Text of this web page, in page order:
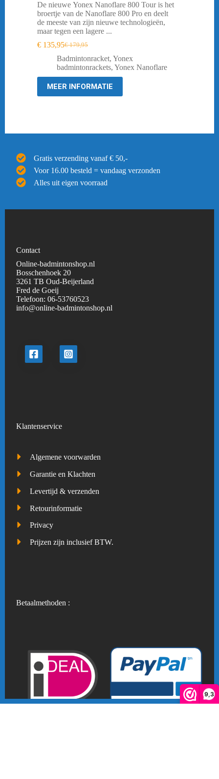
9,3
De nieuwe Yonex Nanoflare 800 Tour is het
broertje van de Nanoflare 800 Pro en deelt
de meeste van zijn nieuwe technologieën,
maar tegen een lagere ...
€179,95
Oorspronkelijke
prijs
was:
€ 179,95.
€ 135,95Huidige
prijs
is:
€ 135,95.
Badmintonracket, Yonex
badmintonrackets, Yonex Nanoflare
MEER INFORMATIE
Gratis verzending vanaf € 50,-
Voor 16.00 besteld = vandaag verzonden
Alles uit eigen voorraad
Contact
Online-badmintonshop.nl
Bosschenhoek 20
3261 TB Oud-Beijerland
Fred de Goeij
Telefoon:06-53760523
info@online-badmintonshop.nl
Klantenservice
Algemene voorwarden
Garantie en Klachten
Levertijd & verzenden
Retourinformatie
Privacy
Prijzen zijn inclusief BTW.
Betaalmethoden :